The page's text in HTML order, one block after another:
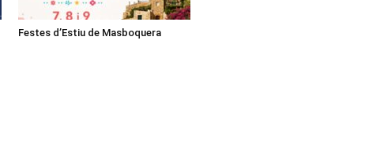
Festes d’Estiu de Masboquera